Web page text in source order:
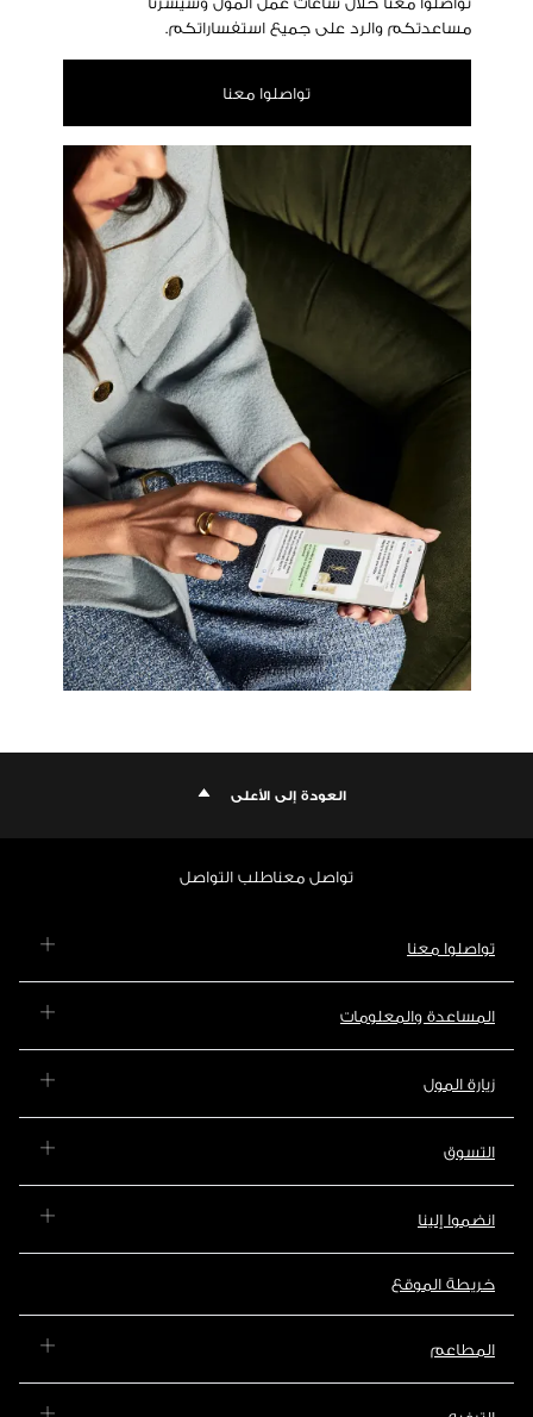
مساعدتكم والرد على جميع استفساراتكم.
تواصلوا معنا
العودة إلى الأعلى
تواصل معناطلب التواصل
تواصلوا معنا
المساعدة والمعلومات
زيارة المول
التسوق
انضموا إلينا
خريطة الموقع
المطاعم